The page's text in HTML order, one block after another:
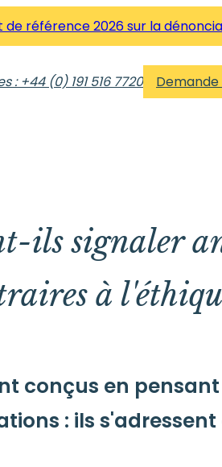
de référence 2026 sur la
: +44 (0) 191 516 7720
ils signaler
à
conçus en pensant
: ils